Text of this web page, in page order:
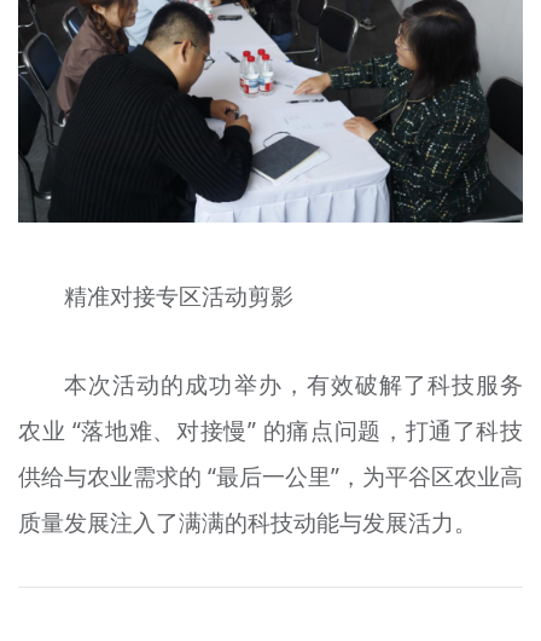
精准对接专区活动剪影
本次活动的成功举办，有效破解了科技服务
农业 “落地难、对接慢” 的痛点问题，打通了科技
供给与农业需求的 “最后一公里”，为平谷区农业高
质量发展注入了满满的科技动能与发展活力。